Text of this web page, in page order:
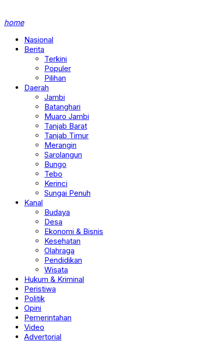
home
Nasional
Berita
Terkini
Populer
Pilihan
Daerah
Jambi
Batanghari
Muaro Jambi
Tanjab Barat
Tanjab Timur
Merangin
Sarolangun
Bungo
Tebo
Kerinci
Sungai Penuh
Kanal
Budaya
Desa
Ekonomi & Bisnis
Kesehatan
Olahraga
Pendidikan
Wisata
Hukum & Kriminal
Peristiwa
Politik
Opini
Pemerintahan
Video
Advertorial